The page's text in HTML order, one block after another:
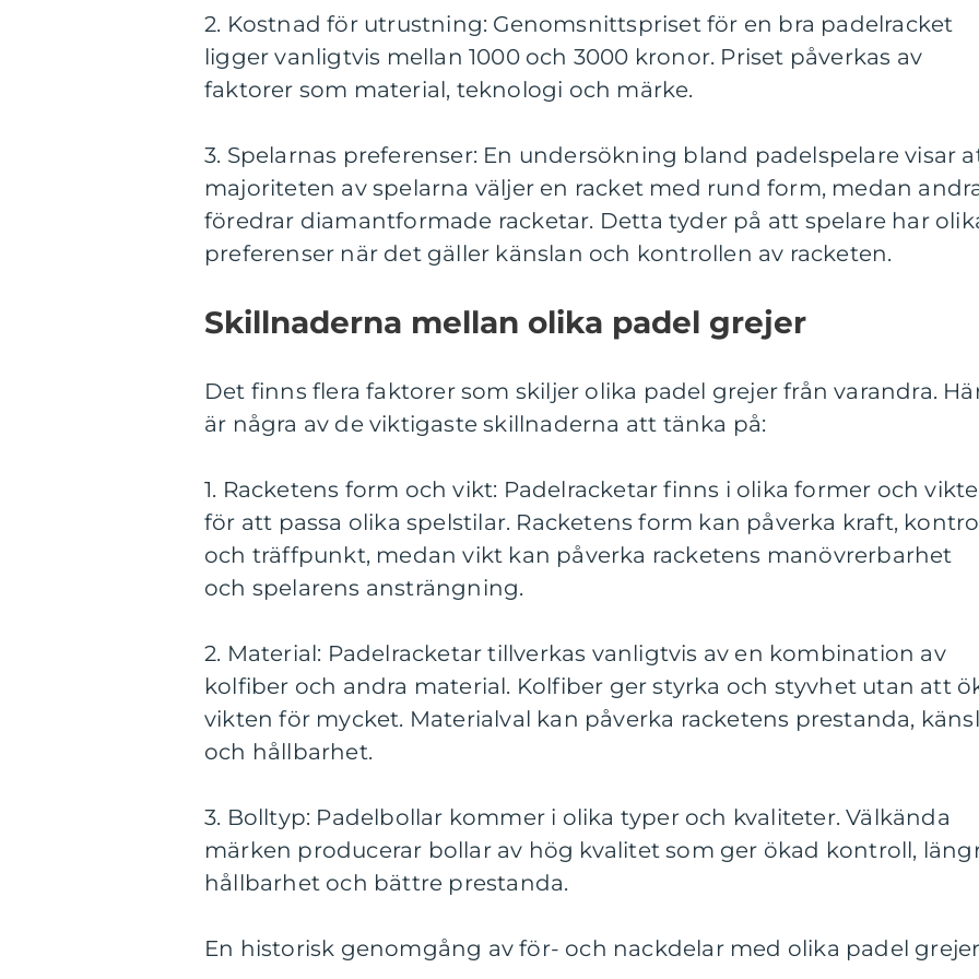
2. Kostnad för utrustning: Genomsnittspriset för en bra padelracket
ligger vanligtvis mellan 1000 och 3000 kronor. Priset påverkas av
faktorer som material, teknologi och märke.
3. Spelarnas preferenser: En undersökning bland padelspelare visar
majoriteten av spelarna väljer en racket med rund form, medan
föredrar diamantformade racketar. Detta tyder på att spelare har
preferenser när det gäller känslan och kontrollen av racketen.
Skillnaderna mellan olika padel grejer
Det finns flera faktorer som skiljer olika padel grejer från varandra.
är några av de viktigaste skillnaderna att tänka på:
1. Racketens form och vikt: Padelracketar finns i olika former och
för att passa olika spelstilar. Racketens form kan påverka kraft,
och träffpunkt, medan vikt kan påverka racketens manövrerbarhet
och spelarens ansträngning.
2. Material: Padelracketar tillverkas vanligtvis av en kombination av
kolfiber och andra material. Kolfiber ger styrka och styvhet utan att
vikten för mycket. Materialval kan påverka racketens prestanda,
och hållbarhet.
3. Bolltyp: Padelbollar kommer i olika typer och kvaliteter. Välkända
märken producerar bollar av hög kvalitet som ger ökad kontroll,
hållbarhet och bättre prestanda.
En historisk genomgång av för- och nackdelar med olika padel grejer